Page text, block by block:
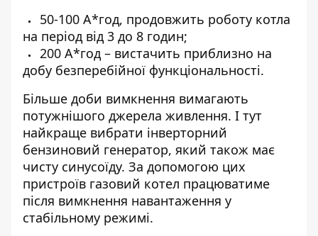
50-100 А*год, продовжить роботу котла
на період від 3 до 8 годин;
200 А*год – вистачить приблизно на
добу безперебійної функціональності.
Більше доби вимкнення вимагають
потужнішого джерела живлення. І тут
найкраще вибрати інверторний
бензиновий генератор, який також має
чисту синусоїду. За допомогою цих
пристроїв газовий котел працюватиме
після вимкнення навантаження у
стабільному режимі.